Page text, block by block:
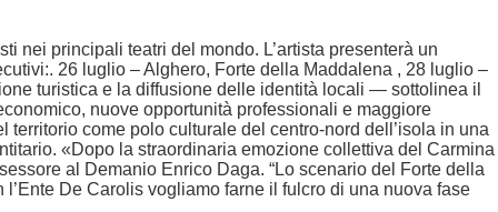
nei principali teatri del mondo. L’artista presenterà un
26 luglio – Alghero, Forte della Maddalena , 28 luglio –
turistica e la diffusione delle identità locali — sottolinea il
nuove opportunità professionali e maggiore
come polo culturale del centro-nord dell’isola in una
«Dopo la straordinaria emozione collettiva del Carmina
al Demanio Enrico Daga. “Lo scenario del Forte della
De Carolis vogliamo farne il fulcro di una nuova fase